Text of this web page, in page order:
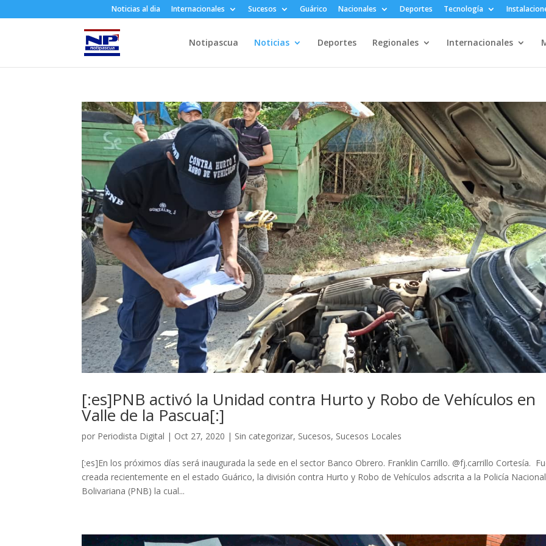
Noticias al dia Internacionales Sucesos Guárico Nacionales Deportes Tecnología
Notipascua Noticias Deportes Regionales Internacionales
[:es]PNB activó la Unidad contra Hurto y Robo de Vehículos en
Valle de la Pascua[:]
por Periodista Digital | Oct 27, 2020 | Sin categorizar, Sucesos, Sucesos Locales
[:es]En los próximos días será inaugurada la sede en el sector Banco Obrero. Franklin Carrillo. @fj.carrillo Cortesía.
creada recientemente en el estado Guárico, la división contra Hurto y Robo de Vehículos adscrita a la Policía Nacional
Bolivariana (PNB) la cual...